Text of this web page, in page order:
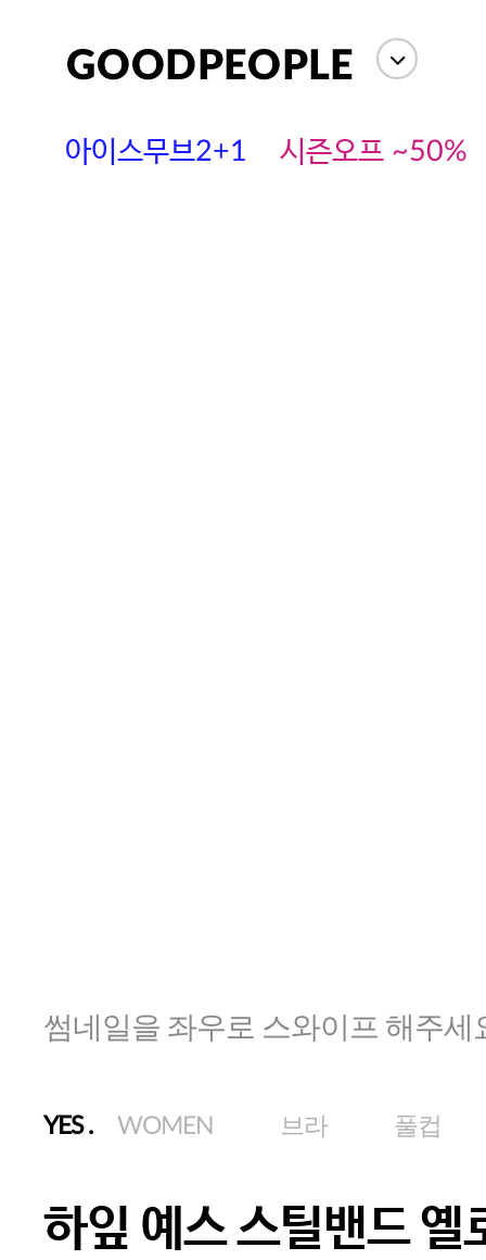
아이스무브2+1 시즌오프 ~50%
썸네일을 좌우로 스와이프 해주세
YES. WOMEN 브라 풀컵
하잎 예스 스틸밴드 옐